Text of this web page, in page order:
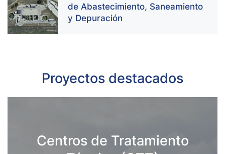
de Abastecimiento, Saneamiento
y Depuración
Proyectos destacados
Centros de Tratamiento